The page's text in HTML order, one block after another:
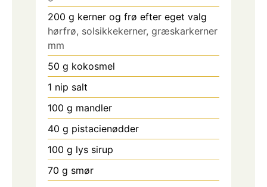
200 g kerner og frø efter eget valg
hørfrø, solsikkekerner, græskarkerner
mm
50 g kokosmel
1 nip salt
100 g mandler
40 g pistacienødder
100 g lys sirup
70 g smør